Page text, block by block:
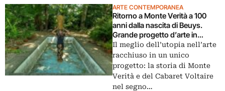
ARTE CONTEMPORANEA
Ritorno a Monte Verità a 100
anni dalla nascita di Beuys.
Grande progetto d’arte in
Svizzera
Il meglio dell’utopia nell’arte
racchiuso in un unico
progetto: la storia di Monte
Verità e del Cabaret Voltaire
nel segno…